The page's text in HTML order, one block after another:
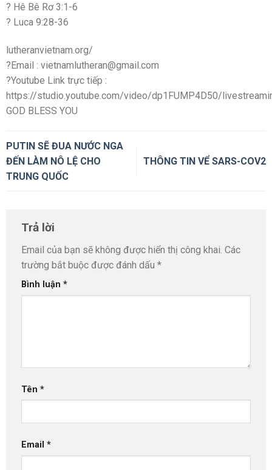
? Hê Bê Rơ 3:1-6
? Luca 9:28-36
lutheranvietnam.org/
?Email : vietnamlutheran@gmail.com
?Youtube Link trực tiếp :
https://studio.youtube.com/video/dp1FUMP4D50/
GOD BLESS YOU
PUTIN SẼ ĐUA NƯỚC NGA
ĐẾN LÀM NÔ LỆ CHO
TRUNG QUỐC
THÔNG TIN VỂ SARS-COV2
Trả lời
Email của bạn sẽ không được hiển thị công khai. Các
trường bắt buộc được đánh dấu *
Bình luận *
Tên *
Email *